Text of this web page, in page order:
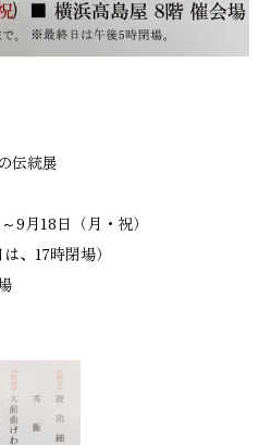
伝統展
9月18日（月・祝）
、17時閉場）